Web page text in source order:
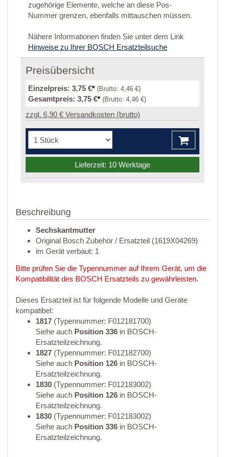
zugehörige Elemente, welche an diese Pos-
Nummer grenzen, ebenfalls mittauschen müssen.
Nähere Informationen finden Sie unter dem Link
Hinweise zu Ihrer BOSCH Ersatzteilsuche
Preisübersicht
Einzelpreis: 3,75 €* (Brutto: 4,46 €)
Gesamtpreis: 3,75 €* (Brutto: 4,46 €)
zzgl. 6,90 € Versandkosten (brutto)
Lieferzeit: 10 Werktage
Beschreibung
Sechskantmutter
Original Bosch Zubehör / Ersatzteil (1619X04269)
im Gerät verbaut: 1
Bitte prüfen Sie die Typennummer auf Ihrem Gerät, um die
Kompatibilität des BOSCH Ersatzteils zu gewährleisten.
Dieses Ersatzteil ist für folgende Modelle und Geräte
kompatibel:
1817 (Typennummer: F012181700)
Siehe auch Position 336 in BOSCH-
Ersatzteilzeichnung.
1827 (Typennummer: F012182700)
Siehe auch Position 126 in BOSCH-
Ersatzteilzeichnung.
1830 (Typennummer: F012183002)
Siehe auch Position 126 in BOSCH-
Ersatzteilzeichnung.
1830 (Typennummer: F012183002)
Siehe auch Position 336 in BOSCH-
Ersatzteilzeichnung.